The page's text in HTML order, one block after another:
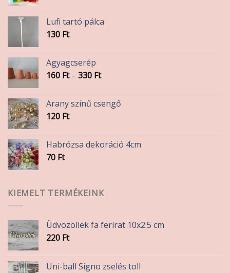
Lufi tartó pálca
130 Ft
Agyagcserép
160 Ft – 330 FtÁrtartomány:
-
330 Ft
Arany színű csengő
120 Ft
Habrózsa dekoráció 4cm
70 Ft
KIEMELT TERMÉKEINK
Üdvözöllek fa ferirat 10x2.5 cm
220 Ft
Uni-ball Signo zselés toll